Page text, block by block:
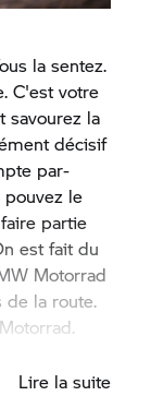
la sentez.
C'est votre
savourez la
décisif
par-
pouvez le
partie
est fait du
Motorrad
de la route.
Lire la suite